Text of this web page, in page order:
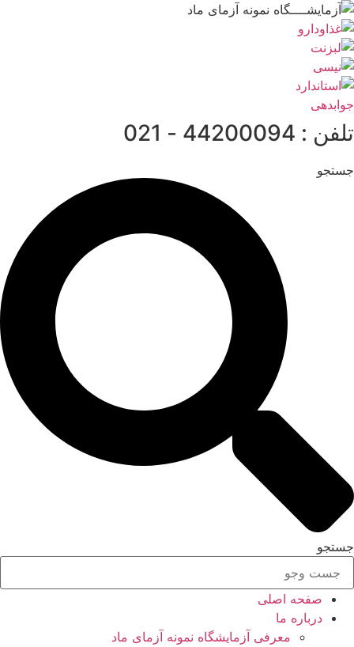
پرش
به
محتوا
جوابدهی
تلفن : 44200094 - 021
جستجو
جستجو
صفحه اصلی
درباره ما
معرفی آزمایشگاه نمونه آزمای ماد